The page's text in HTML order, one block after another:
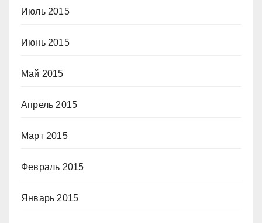
Июль 2015
Июнь 2015
Май 2015
Апрель 2015
Март 2015
Февраль 2015
Январь 2015